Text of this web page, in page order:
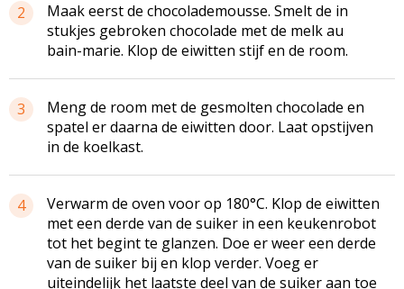
2
Maak eerst de chocolademousse. Smelt de in
stukjes gebroken chocolade met de melk au
bain-marie. Klop de eiwitten stijf en de room.
3
Meng de room met de gesmolten chocolade en
spatel er daarna de eiwitten door. Laat opstijven
in de koelkast.
4
Verwarm de oven voor op 180°C. Klop de eiwitten
met een derde van de suiker in een keukenrobot
tot het begint te glanzen. Doe er weer een derde
van de suiker bij en klop verder. Voeg er
uiteindelijk het laatste deel van de suiker aan toe